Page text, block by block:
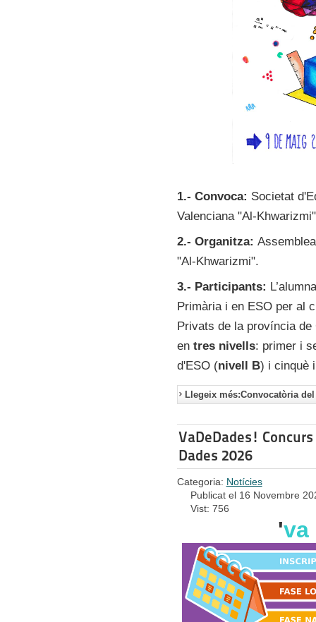
1.- Convoca: Societat
Valenciana "Al-
2.- Organitza:
"Al-Khwarizmi".
3.- Participants:
Primària i en ESO per al
Privats de la província de
en tres nivells: primer i
d'ESO (nivell B) i cinquè
Llegeix més:Convocatòria
VaDeDades!
Dades 2026
Categoria: Notícies
Publicat el 16 Novembre
Vist: 756
'va